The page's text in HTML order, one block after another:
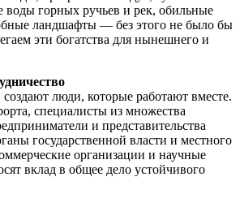
воды горных ручьев и рек, обильные
ландшафты — без этого не было бы
эти богатства для нынешнего и
люди, которые работают вместе.
специалисты из множества
и представительства
государственной власти и местного
организации и научные
вклад в общее дело устойчивого